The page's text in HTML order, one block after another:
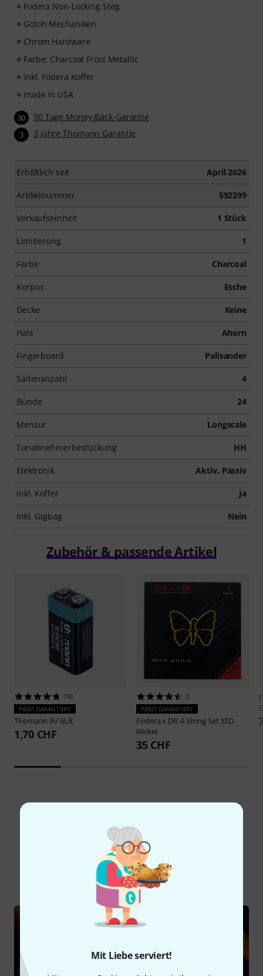
Mit Liebe serviert!
Fodera Non-Locking Steg
Gotoh Mechaniken
Chrom Hardware
Farbe: Charcoal Frost Metallic
inkl. Fodera Koffer
made in USA
30 30 Tage Money-Back-Garantie
3 3 Jahre Thomann Garantie
Erhältlich seit April 2026
Artikelnummer 592299
Verkaufseinheit 1 Stück
Limitierung 1
Farbe Charcoal
Korpus Esche
Decke Keine
Hals Ahorn
Fingerboard Palisander
Saitenanzahl 4
Bünde 24
Mensur Longscale
Tonabnehmerbestückung HH
Elektronik Aktiv, Passiv
Inkl. Koffer Ja
Inkl. Gigbag Nein
Zubehör & passende Artikel
762
PASST GARANTIERT
Thomann 9V 6LR
1,70 CHF
2
PASST GARANTIERT
Fodera x DR 4-String Set STD
Nickel
35 CHF
Schon gewusst?
Alle Ratgeber